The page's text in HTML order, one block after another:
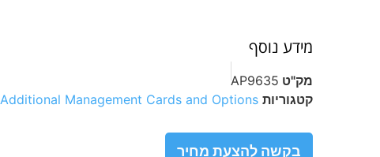
מידע נוסף
מק"ט AP9635
קטגוריות Additional Management Cards and Options
בקשה להצעת מחיר